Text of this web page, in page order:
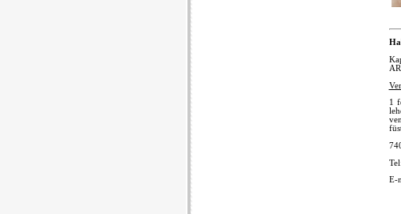
1
E-